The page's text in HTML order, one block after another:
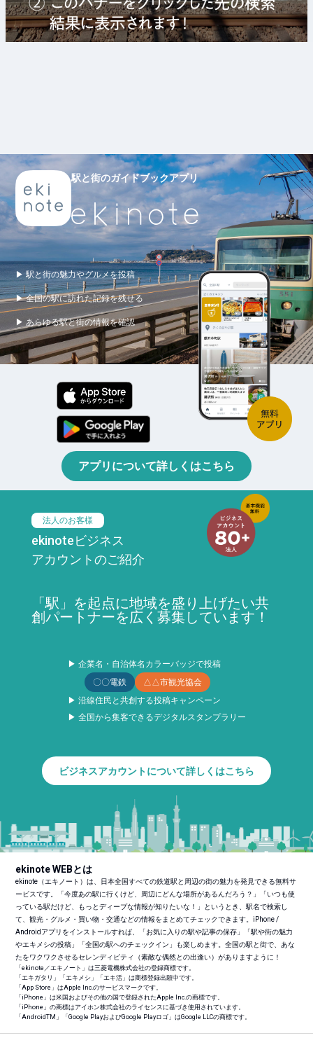
駅と街のガイドブックアプリ
▶ 駅と街の魅力やグルメを投稿
▶ 全国の駅に訪れた記録を残せる
▶ あらゆる駅と街の情報を確認
アプリについて詳しくはこちら
法人のお客様
ekinoteビジネス
アカウントのご紹介
「駅」を起点に地域を盛り上げたい共
創パートナーを広く募集しています！
▶ 企業名・自治体名カラーバッジで投稿
〇〇電鉄
△△市観光協会
▶ 沿線住民と共創する投稿キャンペーン
▶ 全国から集客できるデジタルスタンプラリー
ビジネスアカウントについて詳しくはこちら
ekinote WEBとは
ekinote（エキノート）は、日本全国すべての鉄道駅と周辺の街の魅力を発見できる無料サ
ービスです。「今度あの駅に行くけど、周辺にどんな場所があるんだろう？」「いつも使
っている駅だけど、もっとディープな情報が知りたいな！」というとき、駅名で検索し
て、観光・グルメ・買い物・交通などの情報をまとめてチェックできます。iPhone /
Androidアプリをインストールすれば、「お気に入りの駅や記事の保存」「駅や街の魅力
やエキメシの投稿」「全国の駅へのチェックイン」も楽しめます。全国の駅と街で、あな
たをワクワクさせるセレンディピティ（素敵な偶然との出逢い）がありますように！
「ekinote／エキノート」は三菱電機株式会社の登録商標です。
「エキガタリ」「エキメシ」「エキ活」は商標登録出願中です。
「App Store」はApple Inc.のサービスマークです。
「iPhone」は米国およびその他の国で登録されたApple Inc.の商標です。
「iPhone」の商標はアイホン株式会社のライセンスに基づき使用されています。
「AndroidTM 」「Google PlayおよびGoogle Playロゴ」はGoogle LLCの商標です。